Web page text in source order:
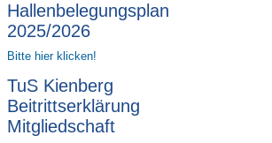
Hallenbelegungsplan
2025/2026
Bitte hier klicken!
TuS Kienberg
Beitrittserklärung
Mitgliedschaft